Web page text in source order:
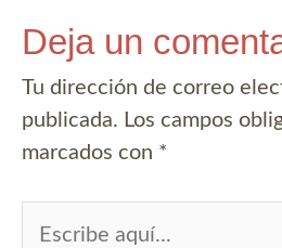
Deja un
Tu dirección de correo
publicada. Los campos
marcados con *